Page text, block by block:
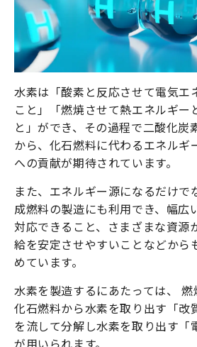
水素は「酸素と反応させて電気エ
こと」「燃焼させて熱エネルギー
と」ができ、その過程で二酸化炭
から、化石燃料に代わるエネルギ
への貢献が期待されています。
また、エネルギー源になるだけで
成燃料の製造にも利用でき、幅広
対応できること、さまざまな資源
給を安定させやすいことなどから
めています。
水素を製造するにあたっては、
化石燃料から水素を取り出す「改
を流して分解し水素を取り出す「
が用いられます。